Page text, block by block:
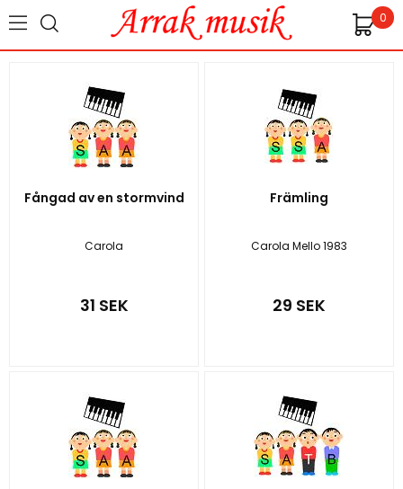
0
Fångad av en stormvind
Carola
31 SEK
Främling
Carola Mello 1983
29 SEK